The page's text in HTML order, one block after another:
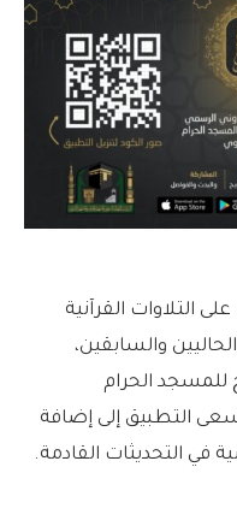
التلاوات القرآنية
والسابقين،
للمسجد الحرام
لعام (1441ه)، ويسعى التطبيق إلى إضافة
في التحديثات القادمة.